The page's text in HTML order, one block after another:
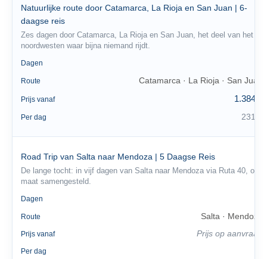
Natuurlijke route door Catamarca, La Rioja en San Juan | 6-
daagse reis
Zes dagen door Catamarca, La Rioja en San Juan, het deel van het
noordwesten waar bijna niemand rijdt.
Dagen
Route Catamarca · La Rioja · San Juan
Prijs vanaf 1.384 €
Per dag 231 €
Road Trip van Salta naar Mendoza | 5 Daagse Reis
De lange tocht: in vijf dagen van Salta naar Mendoza via Ruta 40, op
maat samengesteld.
Dagen
Route Salta · Mendoza
Prijs vanaf Prijs op aanvraag
Per dag